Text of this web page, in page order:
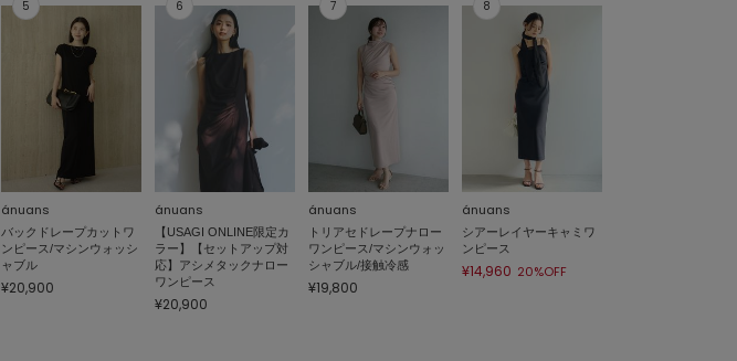
ánuans
バックドレープカットワ
ンピース/マシンウォッシ
ャブル
¥20,900
ánuans
【USAGI ONLINE限定カ
ラー】【セットアップ対
応】アシメタックナロー
ワンピース
¥20,900
ánuans
トリアセドレープナロー
ワンピース/マシンウォッ
シャブル/接触冷感
¥19,800
ánuans
シアーレイヤーキャミワ
ンピース
¥14,960 20%OFF